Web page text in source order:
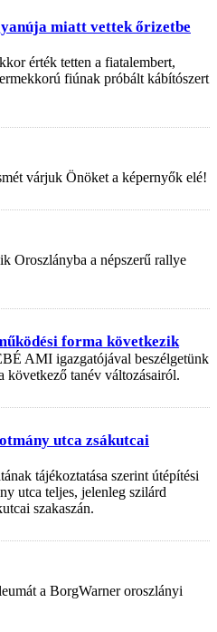
miatt vettek őrizetbe
érték tetten a fiatalembert,
fiúnak próbált kábítószert
várjuk Önöket a képernyők elé!
Oroszlányba a népszerű rallye
forma következik
AMI igazgatójával beszélgetünk
következő tanév változásairól.
utca zsákutcai
tájékoztatása szerint útépítési
utca teljes, jelenleg szilárd
szakaszán.
a BorgWarner oroszlányi